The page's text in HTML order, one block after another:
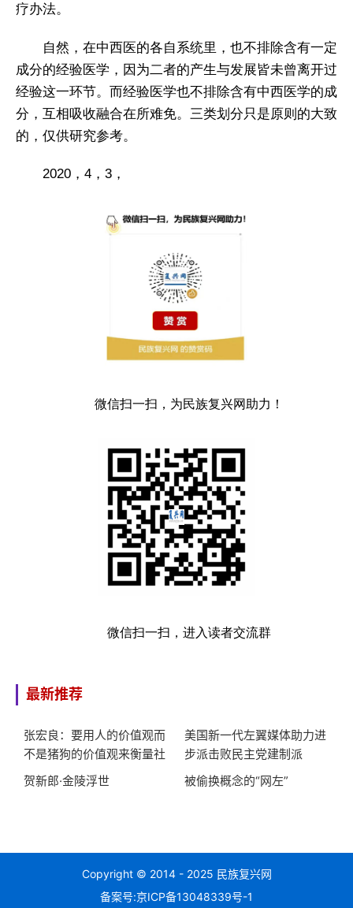
疗办法。
自然，在中西医的各自系统里，也不排除含有一定
成分的经验医学，因为二者的产生与发展皆未曾离开过
经验这一环节。而经验医学也不排除含有中西医学的成
分，互相吸收融合在所难免。三类划分只是原则的大致
的，仅供研究参考。
2020，4，3，
微信扫一扫，为民族复兴网助力！
微信扫一扫，进入读者交流群
最新推荐
张宏良：要用人的价值观而
不是猪狗的价值观来衡量社
会
美国新一代左翼媒体助力进
步派击败民主党建制派
贺新郎·金陵浮世
被偷换概念的“网左”
Copyright © 2014 - 2025 民族复兴网
备案号:京ICP备13048339号-1